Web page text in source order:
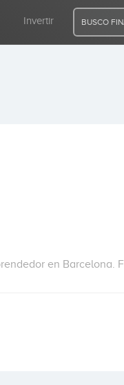
Invertir BUSCO
en Barcelona.